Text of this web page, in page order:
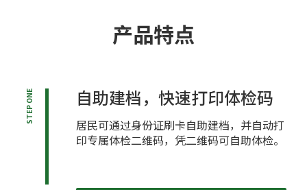
产品特点
STEP ONE 自助建档，快速打印体检码
居民可通过身份证刷卡自助建档，并自动打
印专属体检二维码，凭二维码可自助体检。